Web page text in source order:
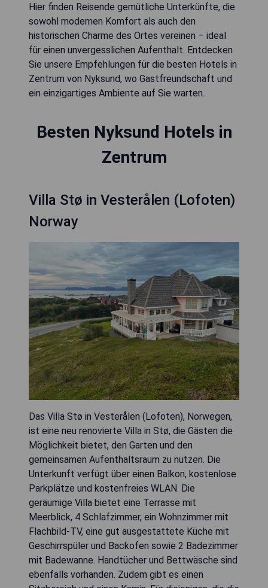
Hier finden Reisende gemütliche Unterkünfte, die
sowohl modernen Komfort als auch den
historischen Charme des Ortes vereinen – ideal
für einen unvergesslichen Aufenthalt. Entdecken
Sie unsere Empfehlungen für die besten Hotels in
Zentrum von Nyksund, wo Gastfreundschaft und
ein einzigartiges Ambiente auf Sie warten.
Besten Nyksund Hotels in
Zentrum
Villa Stø in Vesterålen (Lofoten)
Norway
Das Villa Stø in Vesterålen (Lofoten), Norwegen,
ist eine neu renovierte Villa in Stø, die Gästen die
Möglichkeit bietet, den Garten und den
gemeinsamen Aufenthaltsraum zu nutzen. Die
Unterkunft verfügt über einen Balkon, kostenlose
Parkplätze und kostenfreies WLAN. Die
geräumige Villa bietet eine Terrasse mit
Meerblick, 4 Schlafzimmer, ein Wohnzimmer mit
Flachbild-TV, eine gut ausgestattete Küche mit
Geschirrspüler und Backofen sowie 2 Badezimmer
mit Badewanne. Handtücher und Bettwäsche sind
ebenfalls vorhanden. Zudem gibt es einen